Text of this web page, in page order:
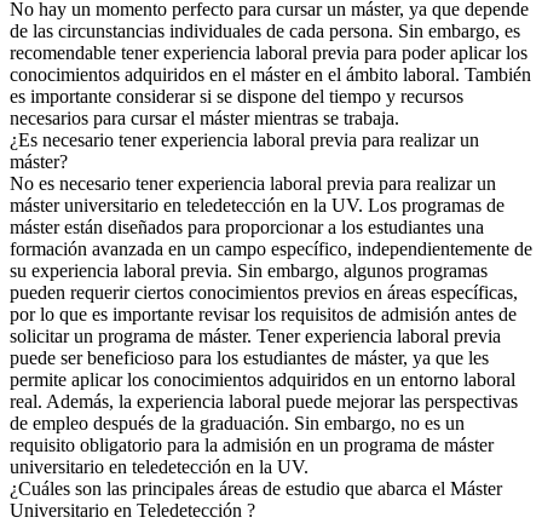
No hay un momento perfecto para cursar un máster, ya que depende
de las circunstancias individuales de cada persona. Sin embargo, es
recomendable tener experiencia laboral previa para poder aplicar los
conocimientos adquiridos en el máster en el ámbito laboral. También
es importante considerar si se dispone del tiempo y recursos
necesarios para cursar el máster mientras se trabaja.
¿Es necesario tener experiencia laboral previa para realizar un
máster?
No es necesario tener experiencia laboral previa para realizar un
máster universitario en teledetección en la UV. Los programas de
máster están diseñados para proporcionar a los estudiantes una
formación avanzada en un campo específico, independientemente de
su experiencia laboral previa. Sin embargo, algunos programas
pueden requerir ciertos conocimientos previos en áreas específicas,
por lo que es importante revisar los requisitos de admisión antes de
solicitar un programa de máster. Tener experiencia laboral previa
puede ser beneficioso para los estudiantes de máster, ya que les
permite aplicar los conocimientos adquiridos en un entorno laboral
real. Además, la experiencia laboral puede mejorar las perspectivas
de empleo después de la graduación. Sin embargo, no es un
requisito obligatorio para la admisión en un programa de máster
universitario en teledetección en la UV.
¿Cuáles son las principales áreas de estudio que abarca el Máster
Universitario en Teledetección ?